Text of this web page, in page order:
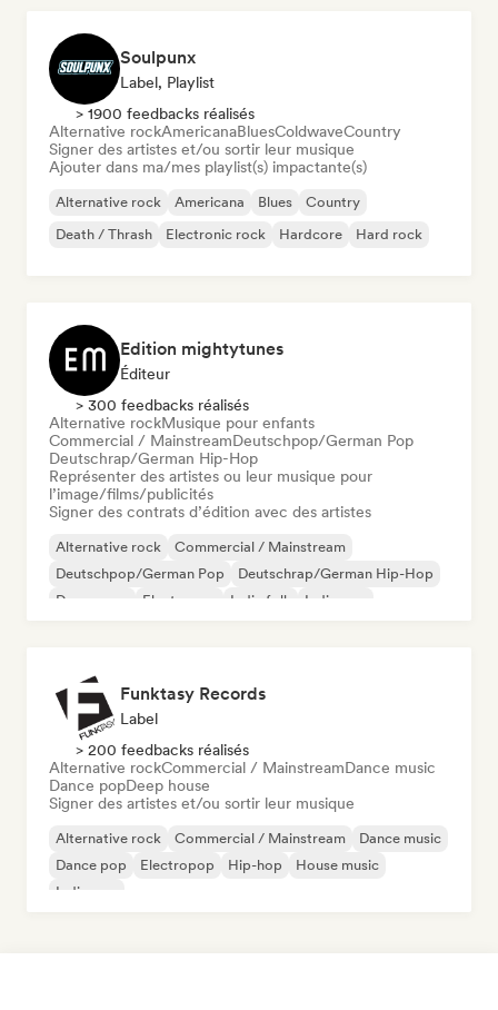
Soulpunx
Label, Playlist
> 1900 feedbacks réalisés
Alternative rockAmericanaBluesColdwaveCountry
Signer des artistes et/ou sortir leur musique
Ajouter dans ma/mes playlist(s) impactante(s)
Alternative rock Americana Blues
Country
Death / Thrash
Electronic rock Hardcore Hard rock
Edition mightytunes
Éditeur
> 300 feedbacks réalisés
Alternative rockMusique pour enfants
Commercial / MainstreamDeutschpop/German Pop
Deutschrap/German Hip-Hop
Représenter des artistes ou leur musique pour
l’image/films/publicités
Signer des contrats d’édition avec des artistes
Alternative rock
Commercial / Mainstream
Deutschpop/German Pop
Deutschrap/German Hip-Hop
Dream pop
Electropop Indie folk Indie pop
Funktasy Records
Label
> 200 feedbacks réalisés
Alternative rockCommercial / MainstreamDance music
Dance popDeep house
Signer des artistes et/ou sortir leur musique
Alternative rock Commercial / Mainstream
Dance music
Dance pop
Electropop Hip-hop
House music
Indie pop